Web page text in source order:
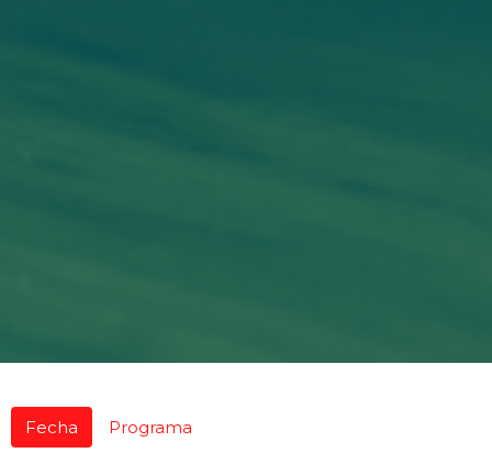
Fecha Programa